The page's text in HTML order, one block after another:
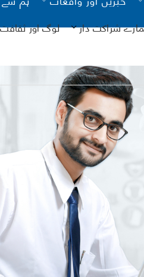
لائن
شراکت دار
یونیسیف
لوگ اور ثقافت